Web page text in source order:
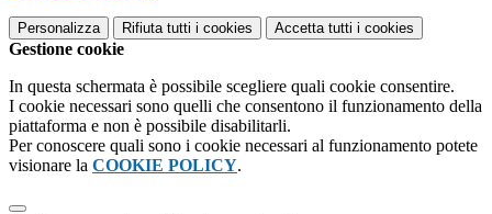
Personalizza Rifiuta tutti i cookies Accetta tutti i cookies
Gestione cookie
In questa schermata è possibile scegliere quali cookie consentire.
I cookie necessari sono quelli che consentono il funzionamento della
piattaforma e non è possibile disabilitarli.
Per conoscere quali sono i cookie necessari al funzionamento potete
visionare la COOKIE POLICY.